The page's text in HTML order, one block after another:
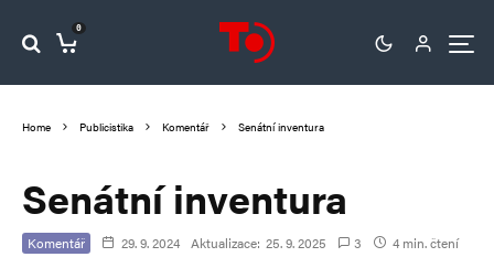
0
Home Publicistika Komentář Senátní inventura
Senátní inventura
Komentář 29. 9. 2024 Aktualizace: 25. 9. 2025 3 4 min. čtení